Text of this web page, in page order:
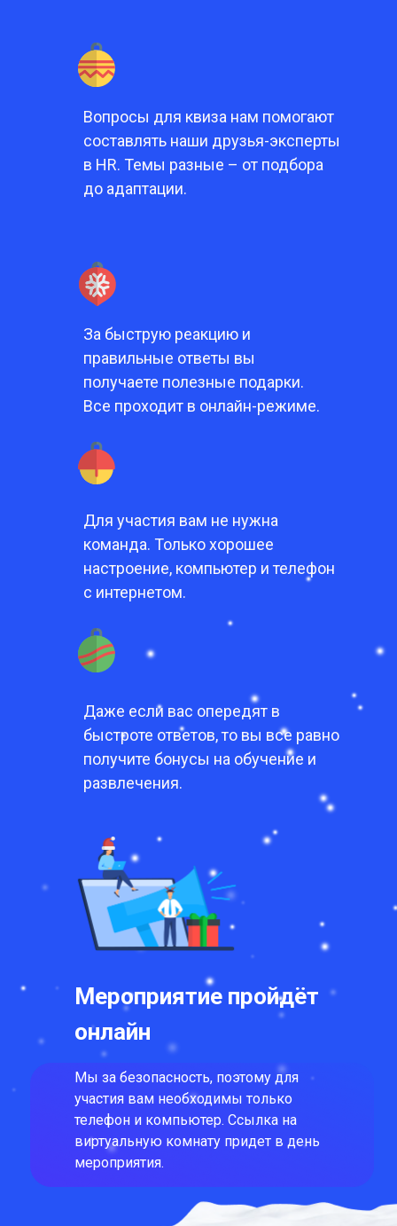
Мероприятие пройдёт
онлайн
Мы за безопасность, поэтому для
участия вам необходимы только
телефон и компьютер. Ссылка на
виртуальную комнату придет в день
мероприятия.
Вопросы для квиза нам помогают
составлять наши друзья-эксперты
в HR. Темы разные – от подбора
до адаптации.
За быструю реакцию и
правильные ответы вы
получаете полезные подарки.
Все проходит в онлайн-режиме.
Даже если вас опередят в
быстроте ответов, то вы все равно
получите бонусы на обучение и
развлечения.
Для участия вам не нужна
команда. Только хорошее
настроение, компьютер и телефон
с интернетом.